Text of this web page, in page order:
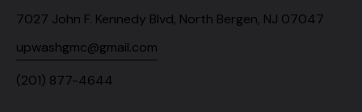
7027 John F. Kennedy Blvd, North Bergen, NJ 07047
upwashgmc@gmail.com
(201) 877-4644